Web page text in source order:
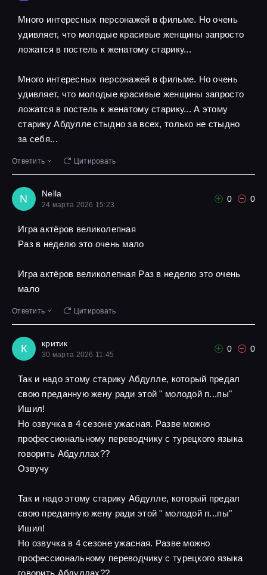
Много интересных персонажей в фильме. Но очень
удивляет, что молодые красивые женщины запросто
ложатся в постель к женатому старику...
Много интересных персонажей в фильме. Но очень
удивляет, что молодые красивые женщины запросто
ложатся в постель к женатому старику... А этому
старику Абдулле стыдно за всех, только не стыдно
за себя...
Ответить Цитировать
N Nella
24 марта 2026 15:23
0 0
Игра актёров великолепная
Pаз в неделю это очень мало
Игра актёров великолепная Pаз в неделю это очень
мало
Ответить Цитировать
К критик
30 марта 2026 11:45
0 0
Так и надо этому старику Абдулле, который предал
свою преданную жену ради этой " молодой п...пы"
Ишил!
Но озвучка в 4 сезоне ужасная. Разве можно
профессиональному переводчику с турецкого языка
говорить Абдуллах??
Озвучу
Так и надо этому старику Абдулле, который предал
свою преданную жену ради этой " молодой п...пы"
Ишил!
Но озвучка в 4 сезоне ужасная. Разве можно
профессиональному переводчику с турецкого языка
говорить Абдуллах??